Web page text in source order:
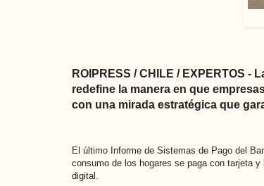
ROIPRESS / CHILE / EXPERTOS
redefine la manera en que
con una mirada estratégica que
El último Informe de Sistemas de Pago del
consumo de los hogares se paga con tarjeta
digital.